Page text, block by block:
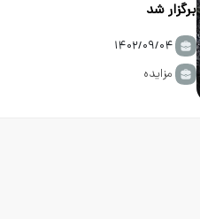
برگزار شد
مزایده